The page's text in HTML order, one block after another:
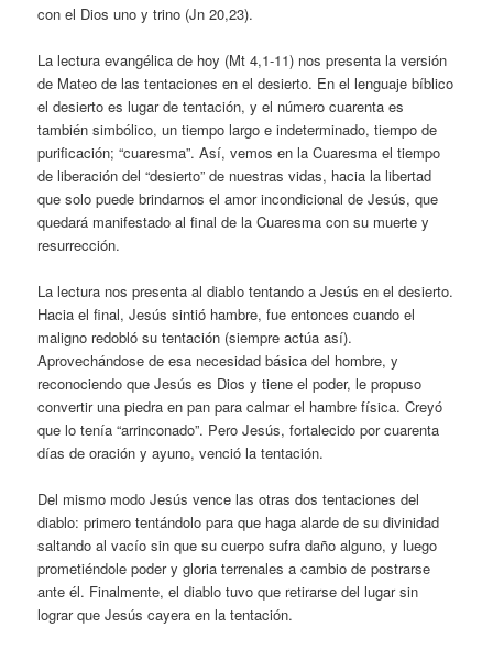
con el Dios uno y trino (Jn 20,23).
La lectura evangélica de hoy (Mt 4,1-11) nos presenta la versión
de Mateo de las tentaciones en el desierto. En el lenguaje bíblico
el desierto es lugar de tentación, y el número cuarenta es
también simbólico, un tiempo largo e indeterminado, tiempo de
purificación; “cuaresma”. Así, vemos en la Cuaresma el tiempo
de liberación del “desierto” de nuestras vidas, hacia la libertad
que solo puede brindarnos el amor incondicional de Jesús, que
quedará manifestado al final de la Cuaresma con su muerte y
resurrección.
La lectura nos presenta al diablo tentando a Jesús en el desierto.
Hacia el final, Jesús sintió hambre, fue entonces cuando el
maligno redobló su tentación (siempre actúa así).
Aprovechándose de esa necesidad básica del hombre, y
reconociendo que Jesús es Dios y tiene el poder, le propuso
convertir una piedra en pan para calmar el hambre física. Creyó
que lo tenía “arrinconado”. Pero Jesús, fortalecido por cuarenta
días de oración y ayuno, venció la tentación.
Del mismo modo Jesús vence las otras dos tentaciones del
diablo: primero tentándolo para que haga alarde de su divinidad
saltando al vacío sin que su cuerpo sufra daño alguno, y luego
prometiéndole poder y gloria terrenales a cambio de postrarse
ante él. Finalmente, el diablo tuvo que retirarse del lugar sin
lograr que Jesús cayera en la tentación.